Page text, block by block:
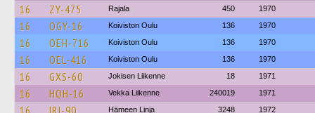
16 ZY-475 Rajala 450 1970
16 OGY-16 Koiviston Oulu 136 1970
16 OEH-716 Koiviston Oulu 136 1970
16 OEL-416 Koiviston Oulu 136 1970
16 GXS-60 Jokisen Liikenne 18 1971
16 HOH-16 Vekka Liikenne 240019 1971
16 IRJ-90 Hämeen Linja 3248 1972